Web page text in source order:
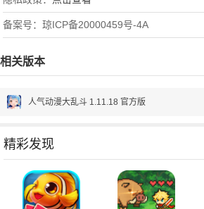
备案号：琼ICP备20000459号-4A
相关版本
人气动漫大乱斗 1.11.18 官方版
精彩发现